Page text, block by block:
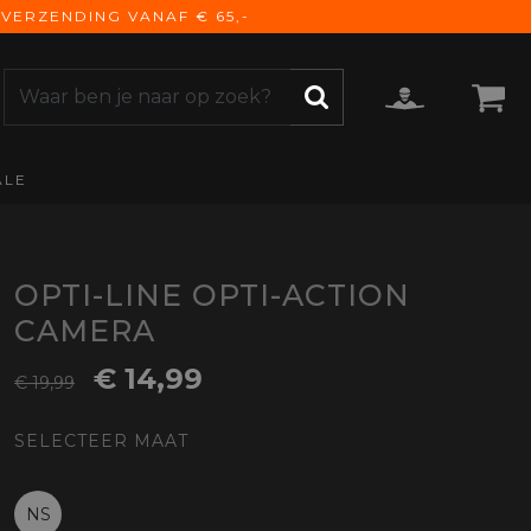
VANAF € 65,-
OPTI-LINE OPTI-ACTION
CAMERA
€ 19,99 € 14,99
SELECTEER MAAT
NS